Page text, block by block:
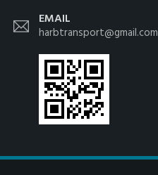
EMAIL
harbtransport@gmail.com